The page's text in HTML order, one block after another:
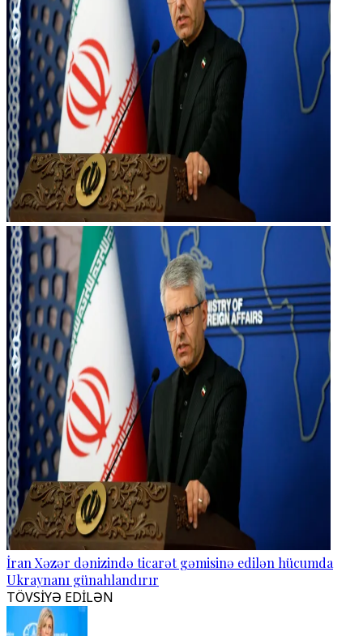
İran Xəzər dənizində ticarət gəmisinə edilən hücumda
Ukraynanı günahlandırır
TÖVSİYƏ EDİLƏN